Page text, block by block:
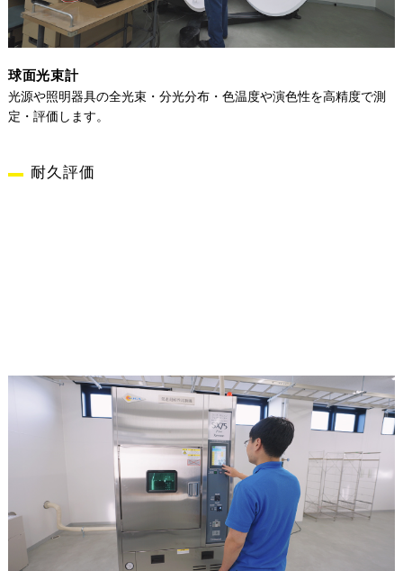
球面光束計
光源や照明器具の全光束・分光分布・色温度や演色性を高精度で測
定・評価します。
耐久評価